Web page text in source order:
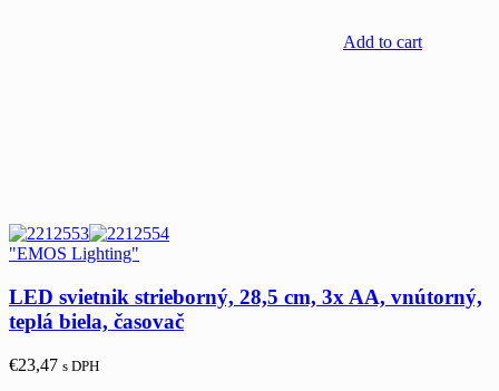
Add to cart
"EMOS Lighting"
LED svietnik strieborný, 28,5 cm, 3x AA, vnútorný,
teplá biela, časovač
€23,47 s DPH